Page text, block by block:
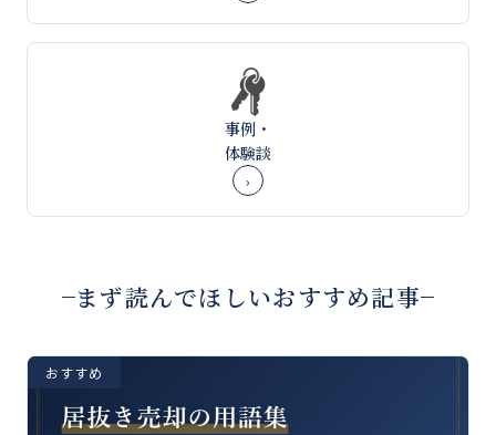
事例・
体験談
›
まず読んでほしいおすすめ記事
おすすめ